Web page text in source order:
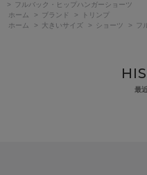
>
フルバック・ヒップハンガーショーツ
ホーム
> ブランド >
トリンプ
ホーム
> 大きいサイズ > ショーツ > フ
最